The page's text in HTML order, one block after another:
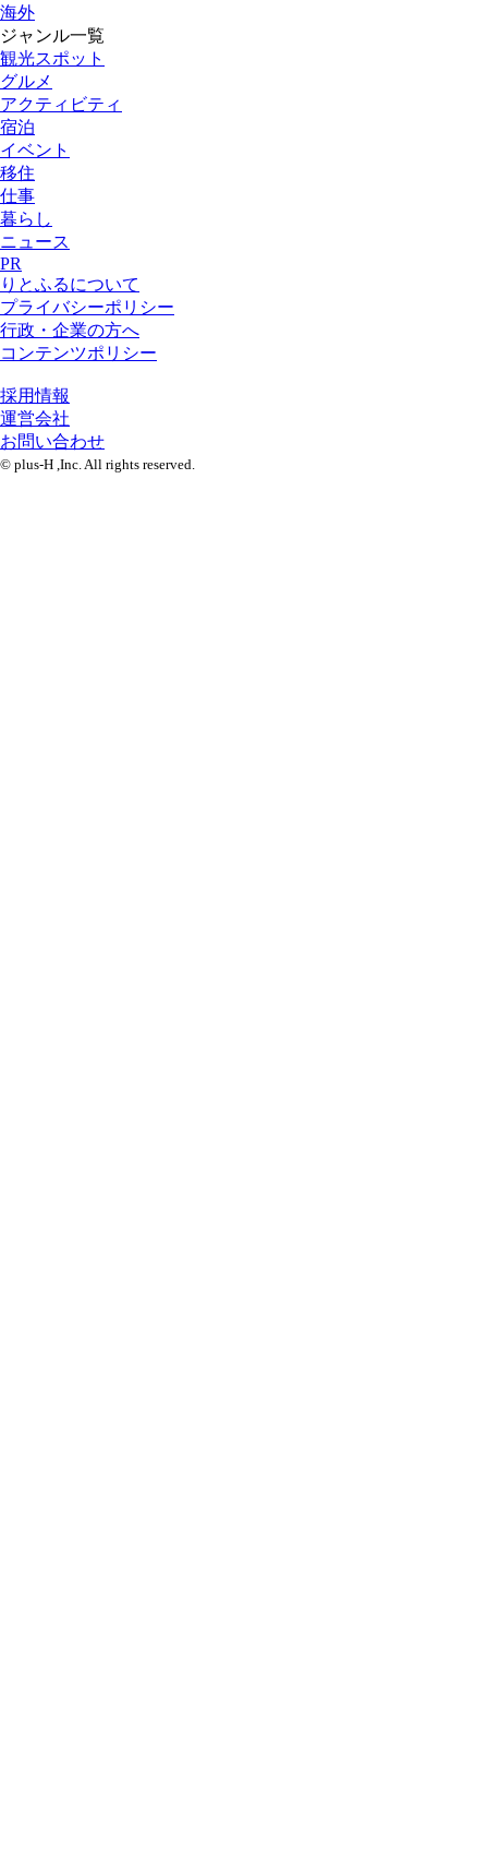
海外
ジャンル一覧
観光スポット
グルメ
アクティビティ
宿泊
イベント
移住
仕事
暮らし
ニュース
PR
りとふるについて
プライバシーポリシー
行政・企業の方へ
コンテンツポリシー
採用情報
運営会社
お問い合わせ
© plus-H ,Inc. All rights reserved.